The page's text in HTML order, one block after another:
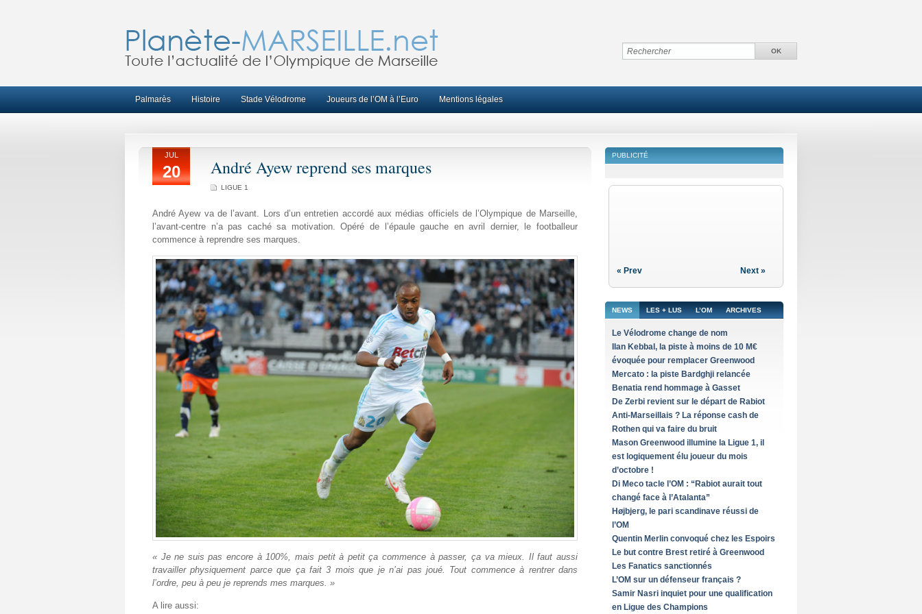
Palmarès Histoire Stade Vélodrome Joueurs de l’OM à l’Euro Mentions légales
JUL
20 André Ayew reprend ses marques
LIGUE 1
André Ayew va de l’avant. Lors d’un entretien accordé aux médias officiels de l’Olympique de Marseille,
l’avant-centre n’a pas caché sa motivation. Opéré de l’épaule gauche en avril dernier, le footballeur
commence à reprendre ses marques.
« Je ne suis pas encore à 100%, mais petit à petit ça commence à passer, ça va mieux. Il faut aussi
travailler physiquement parce que ça fait 3 mois que je n’ai pas joué. Tout commence à rentrer dans
l’ordre, peu à peu je reprends mes marques. »
A lire aussi:
PUBLICITÉ
« Prev Next »
NEWS LES + LUS L’OM ARCHIVES
Le Vélodrome change de nom
Ilan Kebbal, la piste à moins de 10 M€
évoquée pour remplacer Greenwood
Mercato : la piste Bardghji relancée
Benatia rend hommage à Gasset
De Zerbi revient sur le départ de Rabiot
Anti-Marseillais ? La réponse cash de
Rothen qui va faire du bruit
Mason Greenwood illumine la Ligue 1, il
est logiquement élu joueur du mois
d’octobre !
Di Meco tacle l’OM : “Rabiot aurait tout
changé face à l’Atalanta”
Højbjerg, le pari scandinave réussi de
l’OM
Quentin Merlin convoqué chez les Espoirs
Le but contre Brest retiré à Greenwood
Les Fanatics sanctionnés
L’OM sur un défenseur français ?
Samir Nasri inquiet pour une qualification
en Ligue des Champions